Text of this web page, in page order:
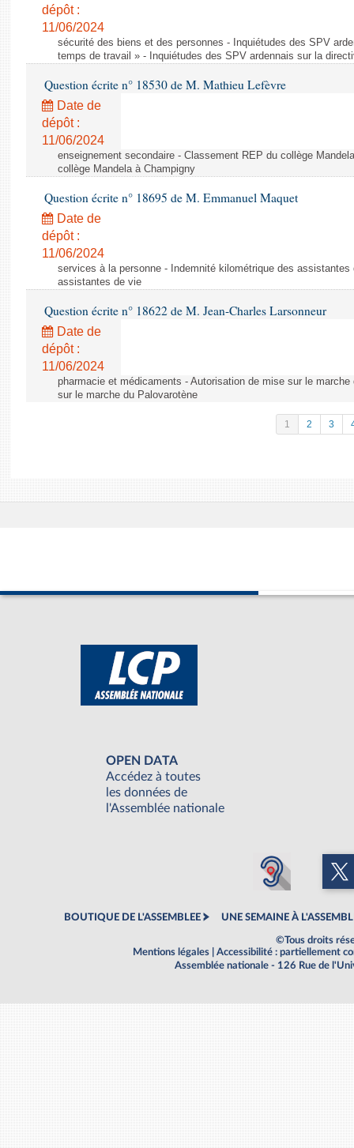
dépôt :
11/06/2024
sécurité des biens et des personnes - Inquiétudes des SPV
temps de travail » - Inquiétudes des SPV ardennais sur la
Question écrite n° 18530 de M. Mathieu Lefèvre
Date de
dépôt :
11/06/2024
enseignement secondaire - Classement REP du collège
collège Mandela à Champigny
Question écrite n° 18695 de M. Emmanuel Maquet
Date de
dépôt :
11/06/2024
services à la personne - Indemnité kilométrique des
assistantes de vie
Question écrite n° 18622 de M. Jean-Charles Larsonneur
Date de
dépôt :
11/06/2024
pharmacie et médicaments - Autorisation de mise sur le
sur le marche du Palovarotène
1 2 3
OPEN DATA
Accédez à toutes
les données de
l'Assemblée nationale
BOUTIQUE DE L'ASSEMBLEE UNE SEMAINE À
©Tous droits
Mentions légales
Accessibilité : partiellement
Assemblée nationale - 126 Rue de